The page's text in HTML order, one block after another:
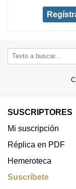
SUSCRIPTORES
Mi suscripción
Réplica en PDF
Hemeroteca
Suscríbete